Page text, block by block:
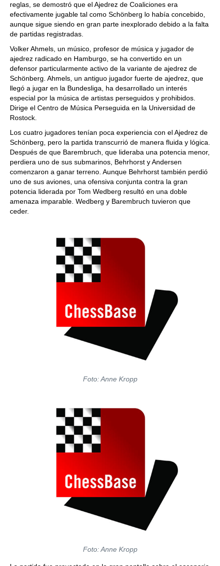
reglas, se demostró que el Ajedrez de Coaliciones era
efectivamente jugable tal como Schönberg lo había concebido,
aunque sigue siendo en gran parte inexplorado debido a la falta
de partidas registradas.
Volker Ahmels, un músico, profesor de música y jugador de
ajedrez radicado en Hamburgo, se ha convertido en un
defensor particularmente activo de la variante de ajedrez de
Schönberg. Ahmels, un antiguo jugador fuerte de ajedrez, que
llegó a jugar en la Bundesliga, ha desarrollado un interés
especial por la música de artistas perseguidos y prohibidos.
Dirige el Centro de Música Perseguida en la Universidad de
Rostock.
Los cuatro jugadores tenían poca experiencia con el Ajedrez de
Schönberg, pero la partida transcurrió de manera fluida y lógica.
Después de que Barembruch, que lideraba una potencia menor,
perdiera uno de sus submarinos, Behrhorst y Andersen
comenzaron a ganar terreno. Aunque Behrhorst también perdió
uno de sus aviones, una ofensiva conjunta contra la gran
potencia liderada por Tom Wedberg resultó en una doble
amenaza imparable. Wedberg y Barembruch tuvieron que
ceder.
Foto: Anne Kropp
Foto: Anne Kropp